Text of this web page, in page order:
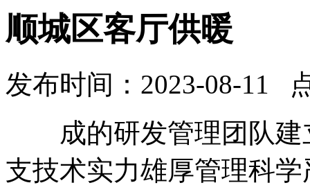
顺城区客厅供暖
发布时间：2023-08-11
成的研发管理团队建
支技术实力雄厚管理科